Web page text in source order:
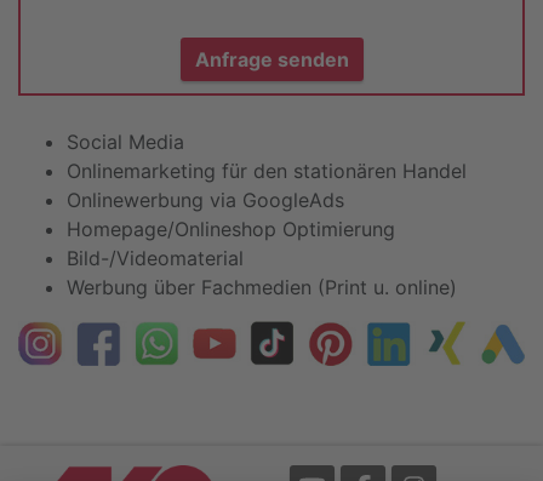
Anfrage senden
Social Media
Onlinemarketing für den stationären Handel
Onlinewerbung via GoogleAds
Homepage/Onlineshop Optimierung
Bild-/Videomaterial
Werbung über Fachmedien (Print u. online)